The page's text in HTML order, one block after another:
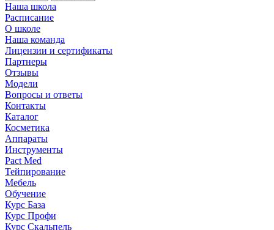
Наша школа
Расписание
О школе
Наша команда
Лицензии и сертификаты
Партнеры
Отзывы
Модели
Вопросы и ответы
Контакты
Каталог
Косметика
Аппараты
Инструменты
Pact Med
Тейпирование
Мебель
Обучение
Курс База
Курс Профи
Курс Скальпель